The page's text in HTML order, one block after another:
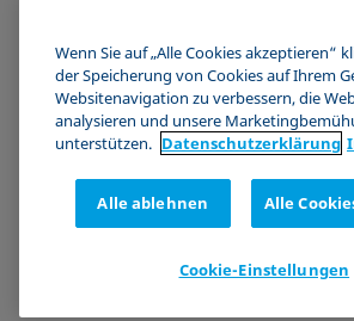
Stellenangebote
Events
Impressum
Datenschutzerklärung
Cookie-Richtlinie
Zertifizierungen (ISO 9001)
Newsletter-Anmeldung
WERDE TEIL DER KRÜSS COMMUNITY
Wenn Sie auf „Alle Cookies akzeptieren“
der Speicherung von Cookies auf Ihrem
Websitenavigation zu verbessern, die
analysieren und unsere
unterstützen. Datenschutz­erklärung
Alle ablehnen Alle
Cookie-Einstellungen